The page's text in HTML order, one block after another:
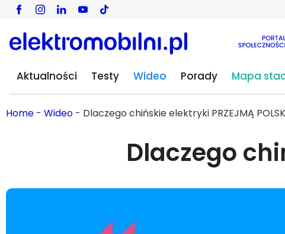
Aktualności Testy Wideo Porady Mapa
Home - Wideo - Dlaczego chińskie elektryki PRZEJMĄ
Dlaczego